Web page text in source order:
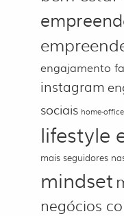
engajamento
instagram
sociais home-office
lifestyle
mais seguidores
mindset
negócios